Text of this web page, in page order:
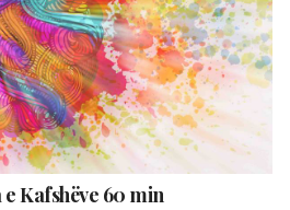
Kafshëve 60 min